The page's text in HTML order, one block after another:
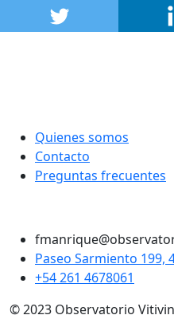
Quienes somos
Contacto
Preguntas frecuentes
Paseo Sarmiento 199,
+54 261 4678061
© 2023 Observatorio